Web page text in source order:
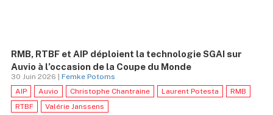
RMB, RTBF et AIP déploient la technologie SGAI sur
Auvio à l’occasion de la Coupe du Monde
30 Juin 2026 | Femke Potoms
AIP
Auvio Christophe Chantraine Laurent Potesta
RMB
RTBF
Valérie Janssens